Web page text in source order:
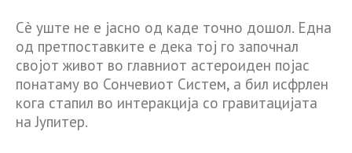
Сè уште не е јасно од каде точно дошол. Една
од претпоставките е дека тој го започнал
својот живот во главниот астероиден појас
понатаму во Сончевиот Систем, а бил исфрлен
кога стапил во интеракција со гравитацијата
на Јупитер.